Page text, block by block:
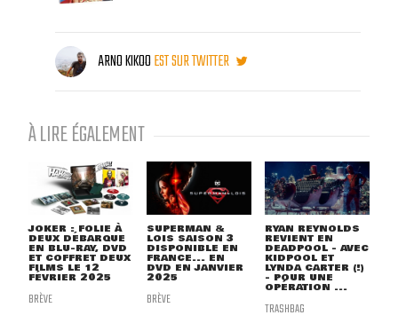
ARNO KIKOOEST SUR TWITTER
À LIRE ÉGALEMENT
JOKER : FOLIE À
DEUX DÉBARQUE
EN BLU-RAY, DVD
ET COFFRET DEUX
FILMS LE 12
FÉVRIER 2025
BRÈVE
SUPERMAN &
LOIS SAISON 3
DISPONIBLE EN
FRANCE... EN
DVD EN JANVIER
2025
BRÈVE
RYAN REYNOLDS
REVIENT EN
DEADPOOL - AVEC
KIDPOOL ET
LYNDA CARTER (!)
- POUR UNE
OPÉRATION ...
TRASHBAG